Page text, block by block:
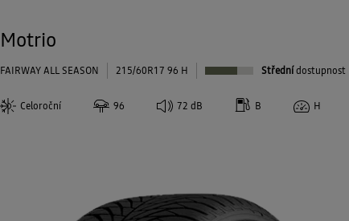
Motrio
FAIRWAY ALL SEASON 215/60R17 96 H Střednídostupnost
Celoroční 96 72 dB B H